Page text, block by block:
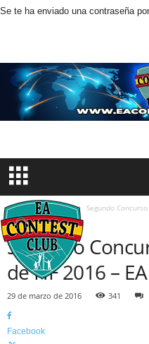
Se te ha enviado una contraseña
Inicio Concursos Segundo
CONCURSOS
Segundo
de HF 2016 –
29 de marzo de 2016 341
Facebook